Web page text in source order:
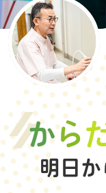
から
明日